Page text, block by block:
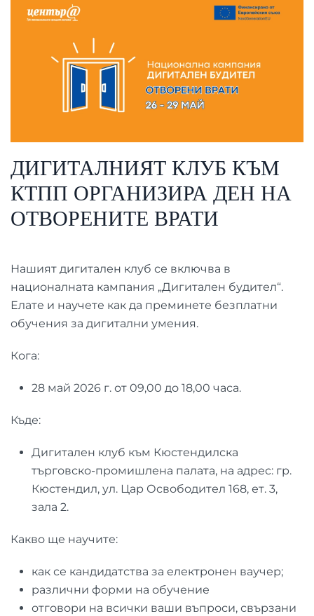
ДИГИТАЛНИЯТ КЛУБ КЪМ
КТПП ОРГАНИЗИРА ДЕН НА
ОТВОРЕНИТЕ ВРАТИ
Нашият дигитален клуб се включва в
националната кампания „Дигитален будител“.
Елате и научете как да преминете безплатни
обучения за дигитални умения.
Кога:
28 май 2026 г. от 09,00 до 18,00 часа.
Къде:
Дигитален клуб към Кюстендилска
търговско-промишлена палата, на адрес: гр.
Кюстендил, ул. Цар Освободител 168, ет. 3,
зала 2.
Какво ще научите:
как се кандидатства за електронен ваучер;
различни форми на обучение
отговори на всички ваши въпроси, свързани